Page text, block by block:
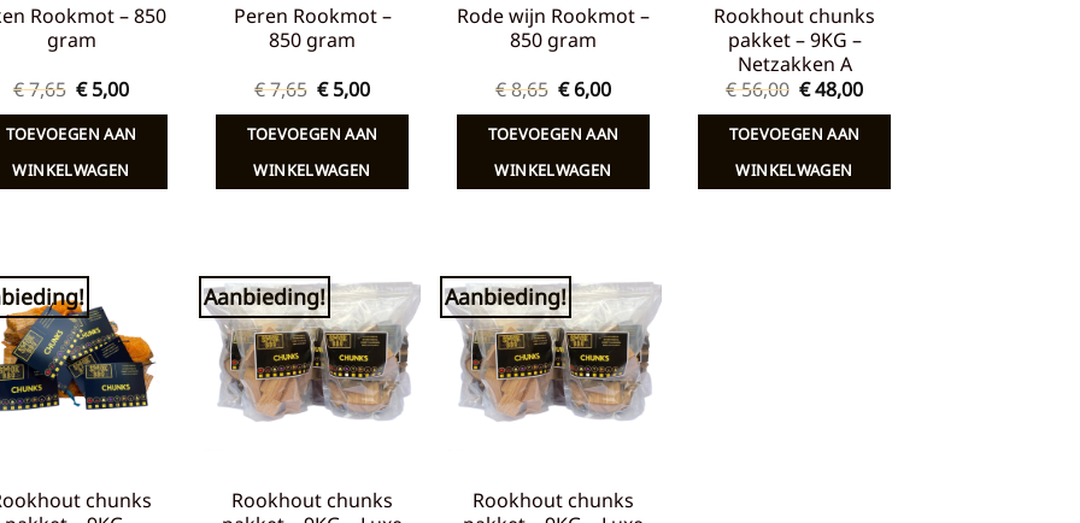
Rookmot – 850
gram
€7,65 Oorspronkelijke
prijs
was:
€ 7,65.
€5,00Huidige
is:
€ 5,00.
TOEVOEGEN AAN
WINKELWAGEN
Peren Rookmot –
850 gram
€7,65 Oorspronkelijke
prijs
was:
€ 7,65.
€5,00Huidige
is:
€ 5,00.
TOEVOEGEN AAN
WINKELWAGEN
Rode wijn Rookmot –
850 gram
€8,65 Oorspronkelijke
prijs
was:
€ 8,65.
€6,00Huidige
is:
€ 6,00.
TOEVOEGEN AAN
WINKELWAGEN
Rookhout chunks
pakket – 9KG –
Netzakken A
€56,00 Oorspronkelijke
prijs
was:
€ 56,00.
€48,00Huidige
TOEVOEGEN AAN
WINKELWAGEN
Toevoegen
aan
verlanglijst
chunks
Aanbieding!
Toevoegen
aan
verlanglijst
Rookhout chunks
Aanbieding!
Toevoegen
aan
verlanglijst
Rookhout chunks